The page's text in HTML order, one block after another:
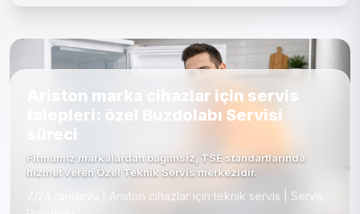
Ariston marka cihazlar için servis
talepleri: özel Buzdolabı Servisi
süreci
Firmamız markalardan bağımsız, TSE standartlarında
hizmet veren Özel Teknik Servis merkezidir.
7/24 randevu | Ariston cihazlar için teknik servis | Servis